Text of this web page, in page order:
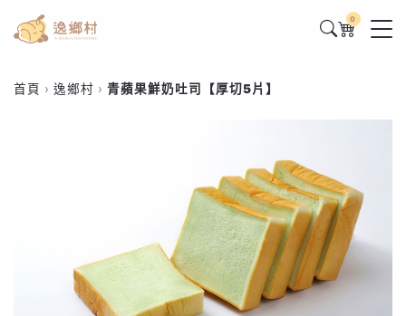
0
首頁 逸鄉村 青蘋果鮮奶吐司【厚切5片】